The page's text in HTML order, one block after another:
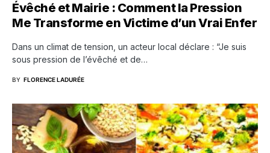
Évêché et Mairie : Comment la Pression
Me Transforme en Victime d’un Vrai Enfer
Dans un climat de tension, un acteur local déclare : “Je suis
sous pression de l’évêché et de…
BY FLORENCE LADURÉE